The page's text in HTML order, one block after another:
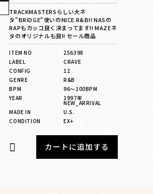
TRACKMASTERSらしい大ネ
タ"BRIDGE"使いのNICE R&B!! NASの
RAPもカッコ良く決まってます!! MAZEネ
タのオリジナルも良!! セール商品
ITEM NO
256398
LABEL
CRAVE
CONFIG
12
GENRE
R&B
BPM
96〜100BPM
YEAR
1997年
NEW_ARRIVAL
MADE IN
U.S.
CONDITION
EX+
カートに追加する